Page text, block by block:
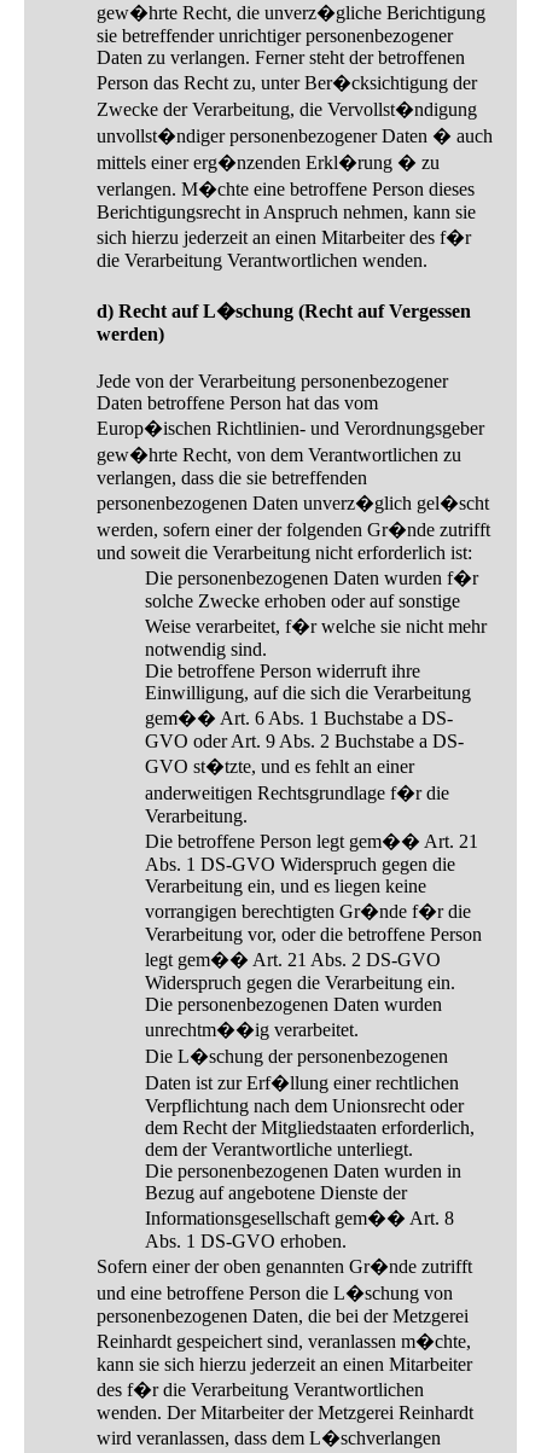
gew�hrte Recht, die unverz�gliche Berichtigung
sie betreffender unrichtiger personenbezogener
Daten zu verlangen. Ferner steht der betroffenen
Person das Recht zu, unter Ber�cksichtigung der
Zwecke der Verarbeitung, die Vervollst�ndigung
unvollst�ndiger personenbezogener Daten � auch
mittels einer erg�nzenden Erkl�rung � zu
verlangen. M�chte eine betroffene Person dieses
Berichtigungsrecht in Anspruch nehmen, kann sie
sich hierzu jederzeit an einen Mitarbeiter des f�r
die Verarbeitung Verantwortlichen wenden.
d) Recht auf L�schung (Recht auf Vergessen
werden)
Jede von der Verarbeitung personenbezogener
Daten betroffene Person hat das vom
Europ�ischen Richtlinien- und Verordnungsgeber
gew�hrte Recht, von dem Verantwortlichen zu
verlangen, dass die sie betreffenden
personenbezogenen Daten unverz�glich gel�scht
werden, sofern einer der folgenden Gr�nde zutrifft
und soweit die Verarbeitung nicht erforderlich ist:
Die personenbezogenen Daten wurden f�r
solche Zwecke erhoben oder auf sonstige
Weise verarbeitet, f�r welche sie nicht mehr
notwendig sind.
Die betroffene Person widerruft ihre
Einwilligung, auf die sich die Verarbeitung
gem�� Art. 6 Abs. 1 Buchstabe a DS-
GVO oder Art. 9 Abs. 2 Buchstabe a DS-
GVO st�tzte, und es fehlt an einer
anderweitigen Rechtsgrundlage f�r die
Verarbeitung.
Die betroffene Person legt gem�� Art. 21
Abs. 1 DS-GVO Widerspruch gegen die
Verarbeitung ein, und es liegen keine
vorrangigen berechtigten Gr�nde f�r die
Verarbeitung vor, oder die betroffene Person
legt gem�� Art. 21 Abs. 2 DS-GVO
Widerspruch gegen die Verarbeitung ein.
Die personenbezogenen Daten wurden
unrechtm��ig verarbeitet.
Die L�schung der personenbezogenen
Daten ist zur Erf�llung einer rechtlichen
Verpflichtung nach dem Unionsrecht oder
dem Recht der Mitgliedstaaten erforderlich,
dem der Verantwortliche unterliegt.
Die personenbezogenen Daten wurden in
Bezug auf angebotene Dienste der
Informationsgesellschaft gem�� Art. 8
Abs. 1 DS-GVO erhoben.
Sofern einer der oben genannten Gr�nde zutrifft
und eine betroffene Person die L�schung von
personenbezogenen Daten, die bei der Metzgerei
Reinhardt gespeichert sind, veranlassen m�chte,
kann sie sich hierzu jederzeit an einen Mitarbeiter
des f�r die Verarbeitung Verantwortlichen
wenden. Der Mitarbeiter der Metzgerei Reinhardt
wird veranlassen, dass dem L�schverlangen